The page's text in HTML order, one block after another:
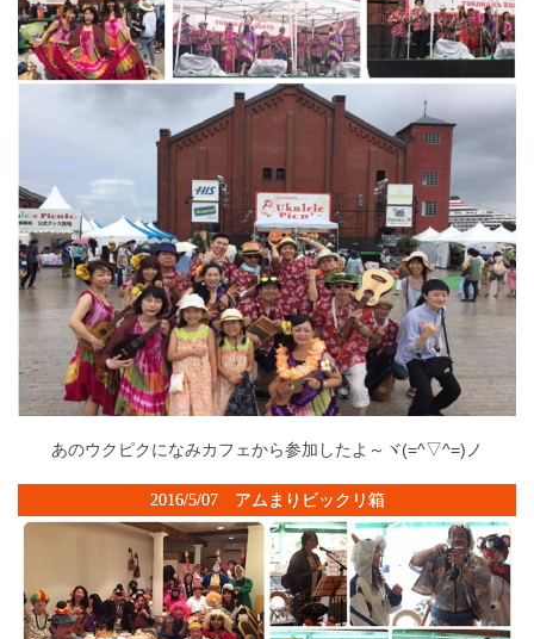
あのウクピクになみカフェから参加したよ～ヾ(=^▽^=)ノ
2016/5/07 アムまりビックリ箱